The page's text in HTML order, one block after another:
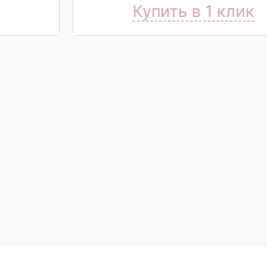
Купить в 1 клик